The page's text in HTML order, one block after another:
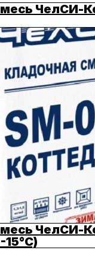
ЧелСИ-
ЧелСИ-